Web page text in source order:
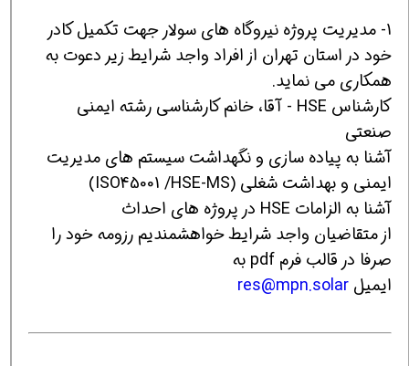
1- مدیریت پروژه نیروگاه های سولار جهت تکمیل کادر
خود در استان تهران از افراد واجد شرایط زیر دعوت به
همکاری می نماید.
کارشناس HSE - آقا، خانم کارشناسی رشته ایمنی
صنعتی
آشنا به پیاده سازی و نگهداشت سیستم های مدیریت
ایمنی و بهداشت شغلی (ISO45001 /HSE-MS)
آشنا به الزامات HSE در پروژه های احداث
از متقاضیان واجد شرایط خواهشمندیم رزومه خود را
صرفا در قالب فرم pdf به
ایمیل res@mpn.solar